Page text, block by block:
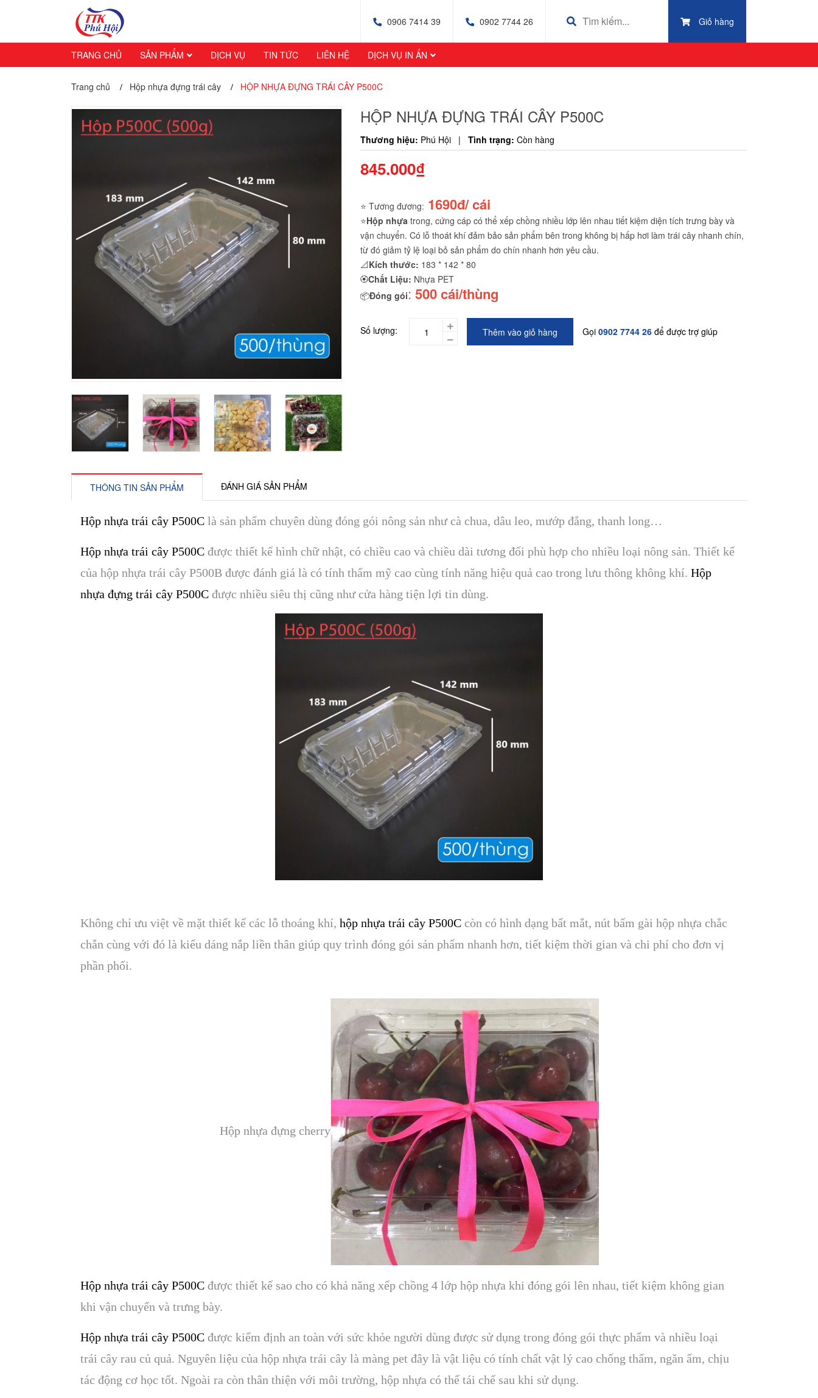
Giỏ hàng
0902 7744 26
0906 7414 39
TRANG CHỦ SẢN PHẨM DỊCH VỤ TIN TỨC LIÊN HỆ DỊCH VỤ IN ẤN
Trang chủ / Hộp nhựa đựng trái cây / HỘP NHỰA ĐỰNG TRÁI CÂY P500C
HỘP NHỰA ĐỰNG TRÁI CÂY P500C
Thương hiệu: Phú Hội | Tình trạng: Còn hàng
845.000₫
⭐️ Tương đương: 1690đ/ cái
⭐️Hộp nhựa trong, cứng cáp có thể xếp chồng nhiều lớp lên nhau tiết kiệm diện tích trưng bày và
vận chuyển. Có lỗ thoát khí đảm bảo sản phẩm bên trong không bị hấp hơi làm trái cây nhanh chín,
từ đó giảm tỷ lệ loại bỏ sản phẩm do chín nhanh hơn yêu cầu.
📐Kích thước: 183 * 142 * 80
🏵Chất Liệu: Nhựa PET
📦Đóng gói: 500 cái/thùng
Số lượng: Thêm vào giỏ hàng Gọi 0902 7744 26 để được trợ giúp
THÔNG TIN SẢN PHẨM ĐÁNH GIÁ SẢN PHẨM
Hộp nhựa trái cây P500C là sản phẩm chuyên dùng đóng gói nông sản như cà chua, dâu leo, mướp đắng, thanh long…
Hộp nhựa trái cây P500C được thiết kế hình chữ nhật, có chiều cao và chiều dài tương đối phù hợp cho nhiều loại nông sản. Thiết kế
của hộp nhựa trái cây P500B được đánh giá là có tính thẩm mỹ cao cùng tính năng hiệu quả cao trong lưu thông không khí. Hộp
nhựa đựng trái cây P500C được nhiều siêu thị cũng như cửa hàng tiện lợi tin dùng.
Không chỉ ưu việt về mặt thiết kế các lỗ thoáng khí, hộp nhựa trái cây P500C còn có hình dạng bất mắt, nút bấm gài hộp nhựa chắc
chắn cùng với đó là kiểu dáng nắp liền thân giúp quy trình đóng gói sản phẩm nhanh hơn, tiết kiệm thời gian và chi phí cho đơn vị
phần phối.
Hộp nhựa đựng cherry
Hộp nhựa trái cây P500C được thiết kế sao cho có khả năng xếp chồng 4 lớp hộp nhựa khi đóng gói lên nhau, tiết kiệm không gian
khi vận chuyển và trưng bày.
Hộp nhựa trái cây P500C được kiểm định an toàn với sức khỏe người dùng được sử dụng trong đóng gói thực phẩm và nhiều loại
trái cây rau củ quả. Nguyên liệu của hộp nhựa trái cây là màng pet đây là vật liệu có tính chất vật lý cao chống thấm, ngăn ẩm, chịu
tác động cơ học tốt. Ngoài ra còn thân thiện với môi trường, hộp nhựa có thể tái chế sau khi sử dụng.